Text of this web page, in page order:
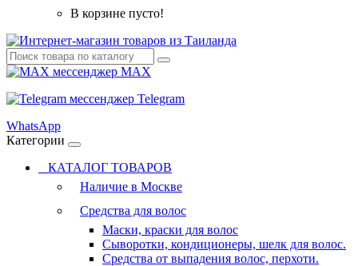
В корзине пусто!
MAX
Telegram
WhatsApp
Категории
КАТАЛОГ ТОВАРОВ
Наличие в Москве
Средства для волос
Маски, краски для волос
Сыворотки, кондиционеры, шелк для волос.
Средства от выпадения волос, перхоти.